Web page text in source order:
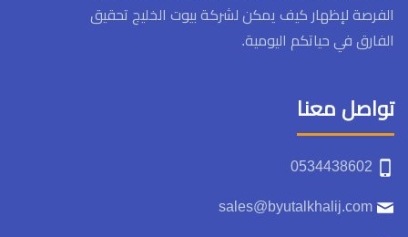
الفرصة لإظهار كيف يمكن لشركة بيوت الخليج تحقيق
الفارق في حياتكم اليومية.
تواصل معنا